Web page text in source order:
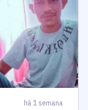
há 1 semana